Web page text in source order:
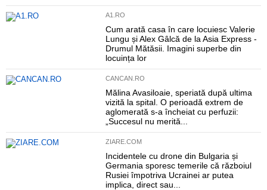
A1.RO
Cum arată casa în care locuiesc Valerie
Lungu și Alex Gâlcă de la Asia Express -
Drumul Mătăsii. Imagini superbe din
locuința lor
CANCAN.RO
Mălina Avasiloaie, speriată după ultima
vizită la spital. O perioadă extrem de
aglomerată s-a încheiat cu perfuzii:
„Succesul nu merită...
ZIARE.COM
Incidentele cu drone din Bulgaria și
Germania sporesc temerile că războiul
Rusiei împotriva Ucrainei ar putea
implica, direct sau...